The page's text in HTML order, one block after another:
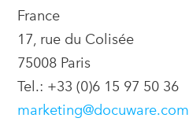
France
17, rue du Colisée
75008 Paris
Tel.: +33 (0)6 15 97 50 36
marketing@docuware.com